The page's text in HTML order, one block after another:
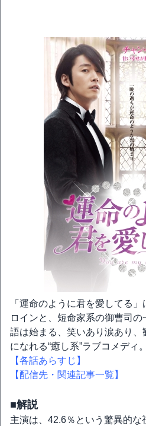
「運命のように君を愛してる
ロインと、短命家系の御曹司
語は始まる、笑いあり涙あり、
になれる“癒し系”ラブコメディ。
【各話あらすじ】
【配信先・関連記事一覧】
■解説
主演は、42.6％という驚異的な